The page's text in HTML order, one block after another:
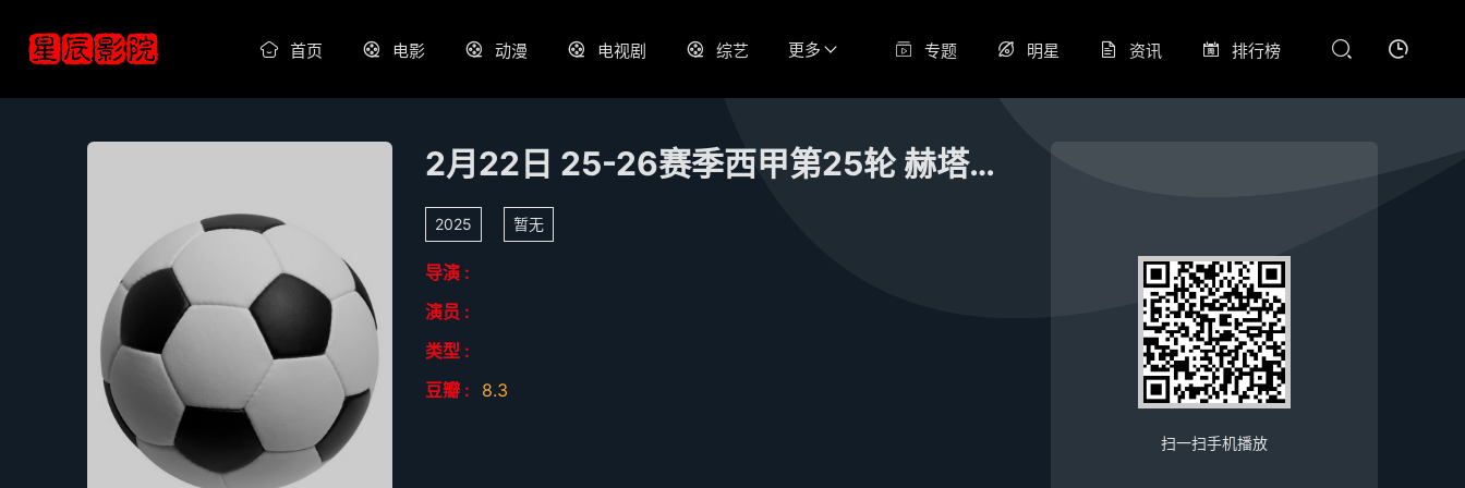
首页 电影 动漫 电视剧 综艺 更多 专题 明星 资讯 排行榜
2月22日 25-26赛季西甲第25轮 赫塔费VS塞维利亚
2025 暂无
导演 :
演员 :
类型 :
豆瓣 :
8.3
扫一扫手机播放